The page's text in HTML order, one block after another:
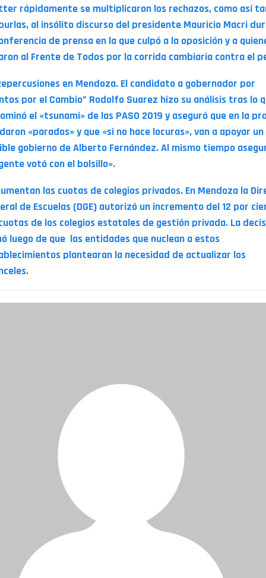
rápidamente se multiplicaron los rechazos, como así
al insólito discurso del presidente Mauricio Macri
de prensa en la que culpó a la oposición y a
al Frente de Todos por la corrida cambiaria contra el
en Mendoza. El candidato a gobernador por
por el Cambio” Rodolfo Suarez hizo su análisis tras lo
el «tsunami» de las PASO 2019 y aseguró que en la
«parados» y que «si no hace locuras», van a apoyar un
gobierno de Alberto Fernández. Al mismo tiempo
votó con el bolsillo».
las cuotas de colegios privados. En Mendoza la
de Escuelas (DGE) autorizó un incremento del 12 por
de los colegios estatales de gestión privada. La
luego de que las entidades que nuclean a estos
plantearan la necesidad de actualizar los